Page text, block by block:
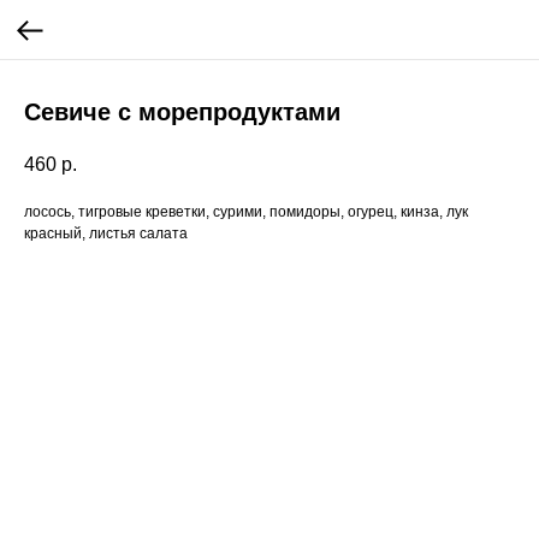
Севиче с морепродуктами
460 р.
лосось, тигровые креветки, сурими, помидоры, огурец, кинза, лук
красный, листья салата